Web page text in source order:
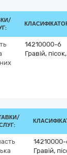
14210000-6
Гравій,
Гравій,